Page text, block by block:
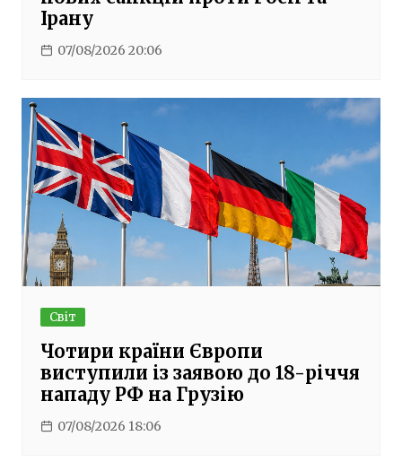
Ірану
07/08/2026 20:06
Світ
Чотири країни Європи
виступили із заявою до 18-річчя
нападу РФ на Грузію
07/08/2026 18:06